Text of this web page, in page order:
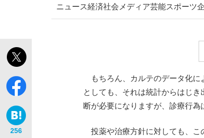
「目標達成できなかったからと言っ
ニュース経済社会 メディア芸能スポーツ
256
もちろん、カルテのデータ化に
としても、それは統計からはじ
断が必要になりますが、診療行為
投薬や治療方針に対しても、こ